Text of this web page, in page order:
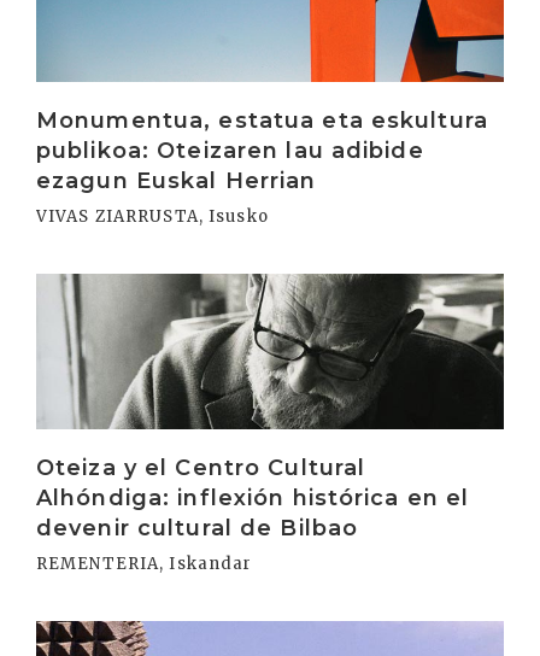
Monumentua, estatua eta eskultura
publikoa: Oteizaren lau adibide
ezagun Euskal Herrian
VIVAS ZIARRUSTA, Isusko
Oteiza y el Centro Cultural
Alhóndiga: inflexión histórica en el
devenir cultural de Bilbao
REMENTERIA, Iskandar
Irakurri
Irakurri